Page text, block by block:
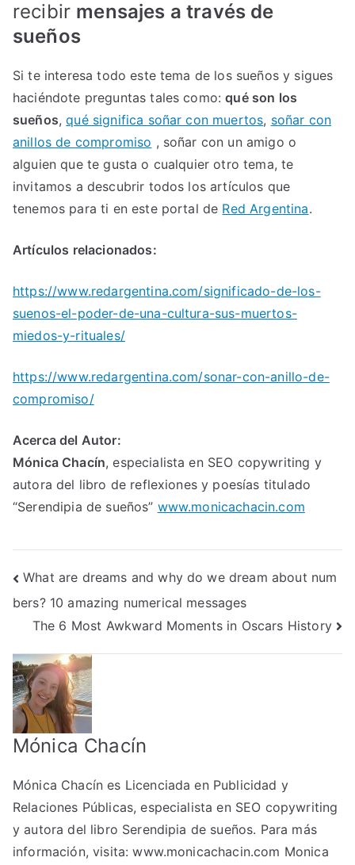
recibir mensajes a través de
sueños
Si te interesa todo este tema de los sueños y sigues
haciéndote preguntas tales como:qué son los
sueños,qué significa soñar con muertos, soñar con
anillos de compromiso , soñar con un amigo o
alguien que te gusta o cualquier otro tema, te
invitamos a descubrir todos los artículos que
tenemos para ti en este portal de Red Argentina.
Artículos relacionados:
https://www.redargentina.com/significado-de-los-
suenos-el-poder-de-una-cultura-sus-muertos-
miedos-y-rituales/
https://www.redargentina.com/sonar-con-anillo-de-
compromiso/
Acerca del Autor:
Mónica Chacín, especialista en SEO copywriting y
autora del libro de reflexiones y poesías titulado
“Serendipia de sueños” www.monicachacin.com
Post
navigation
What are dreams and why do we dream about num
bers? 10 amazing numerical messages
The 6 Most Awkward Moments in Oscars History
Mónica Chacín
Mónica Chacín es Licenciada en Publicidad y
Relaciones Públicas, especialista en SEO copywriting
y autora del libro Serendipia de sueños. Para más
información, visita: www.monicachacin.com Monica